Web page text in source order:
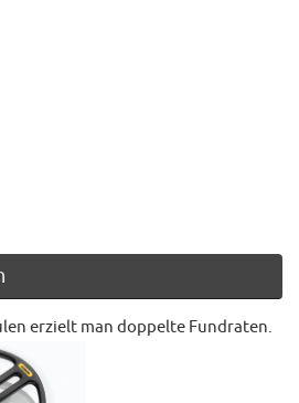
erzielt man doppelte Fundraten.